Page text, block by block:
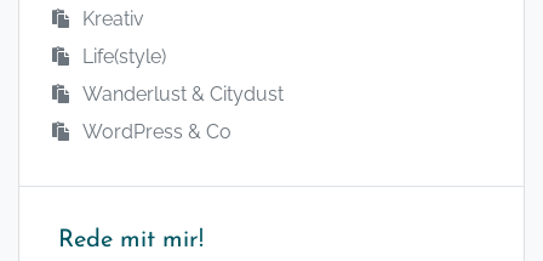
Kreativ
Life(style)
Wanderlust & Citydust
WordPress & Co
Rede mit mir!